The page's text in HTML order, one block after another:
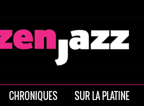
CHRONIQUES SUR LA PLATINE